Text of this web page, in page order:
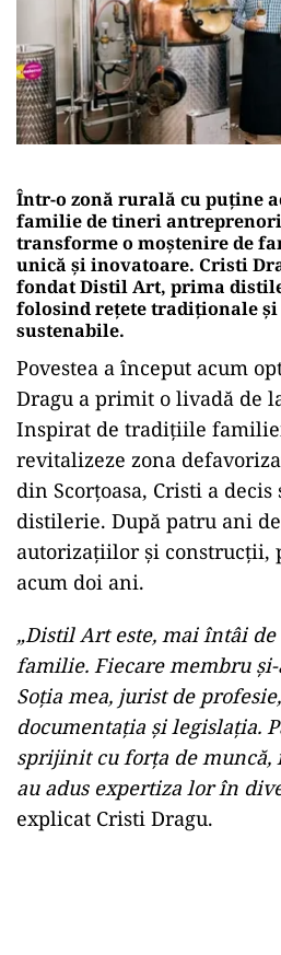
Într-o zonă rurală cu puține
familie de tineri
transforme o moștenire de
unică și inovatoare. Cristi
fondat Distil Art, prima
folosind rețete tradiționale
sustenabile.
Povestea a început acum
Dragu a primit o livadă de
Inspirat de tradițiile
revitalizeze zona
din Scorțoasa, Cristi a decis
distilerie. După patru ani
autorizațiilor și construcții,
acum doi ani.
„Distil Art este, mai întâi
familie. Fiecare membru
Soția mea, jurist de
documentația și legislația.
sprijinit cu forța de
au adus expertiza lor în
explicat Cristi Dragu.